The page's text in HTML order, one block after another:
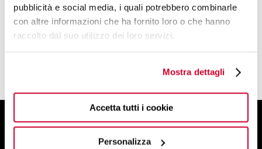
pubblicità e social media, i quali potrebbero combinarle
con altre informazioni che ha fornito loro o che hanno
raccolto dal suo utilizzo dei loro servizi.
Mostra dettagli
Accetta tutti i cookie
Personalizza
UN TEAM DI PROGETTISTI E DESIGNER
DALL'ANIMO CREATIVO
ISCRIVITI ALLA NEWSLETTER
E ottieni uno sconto del 10% sul tuo ordine!